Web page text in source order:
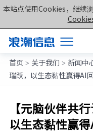
本站点使用Cookies，继续
产品
解决方案
服务支持
如何购买
首页 > 关于我们 > 新闻中
瑞跃，以生态黏性赢得AI
【元脑伙伴共
以生态黏性赢